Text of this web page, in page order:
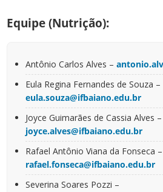
Equipe (Nutrição):
Antônio Carlos Alves –
Eula Regina Fernandes de Souza –
eula.souza@ifbaiano.edu.br
Joyce Guimarães de Cassia Alves –
joyce.alves@ifbaiano.edu.br
Rafael Antônio Viana da Fonseca –
rafael.fonseca@ifbaiano.edu.br
Severina Soares Pozzi –